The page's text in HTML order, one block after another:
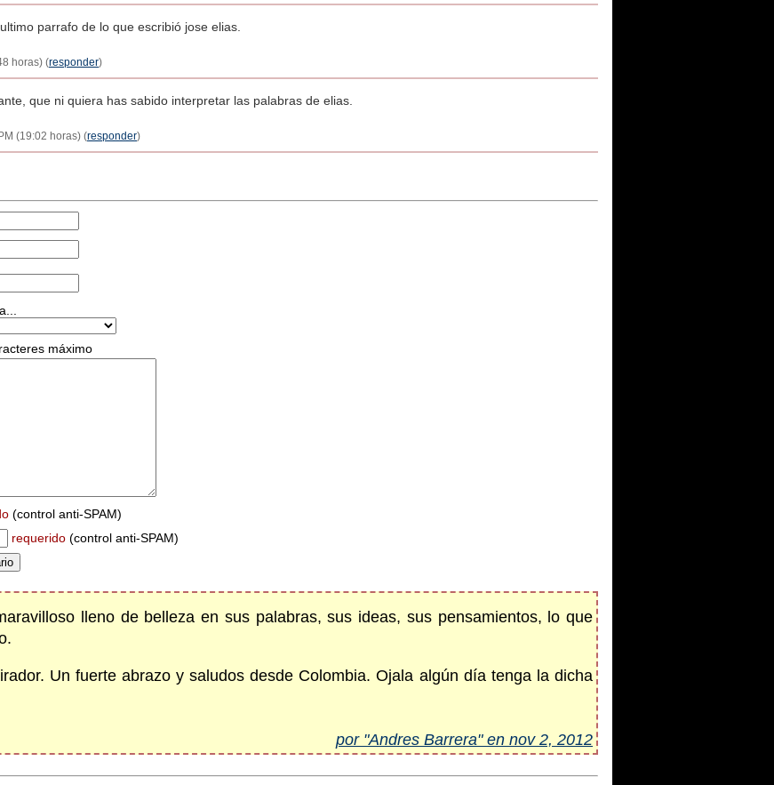
parrafo de lo que escribió jose elias.
horas) (responder)
que ni quiera has sabido interpretar las palabras de elias.
(19:02 horas) (responder)
máximo
(control anti-SPAM)
requerido (control anti-SPAM)
lleno de belleza en sus palabras, sus ideas, sus pensamientos, lo que
Un fuerte abrazo y saludos desde Colombia. Ojala algún día tenga la dicha
por "Andres Barrera" en nov 2, 2012